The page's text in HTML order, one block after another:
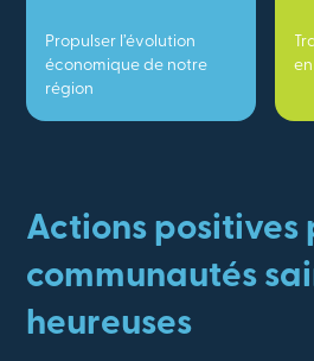
Propulser l’évolution
économique de notre
région
Actions positives
communautés
heureuses